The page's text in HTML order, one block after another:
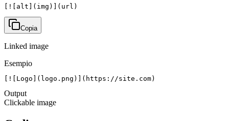
[![alt](img)](url)
Copia
Linked image
Esempio
[![Logo](logo.png)](https://site.com)
Output
Clickable image